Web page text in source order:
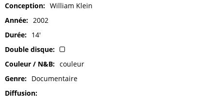
Conception
William Klein
Année
2002
Durée
14'
Double disque
Couleur / N&B
couleur
Genre
Documentaire
Diffusion